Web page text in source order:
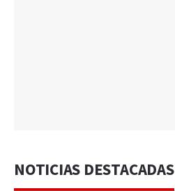
NOTICIAS DESTACADAS